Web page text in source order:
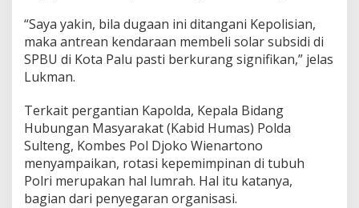
“Saya yakin, bila dugaan ini ditangani Kepolisian,
maka antrean kendaraan membeli solar subsidi di
SPBU di Kota Palu pasti berkurang signifikan,” jelas
Lukman.
Terkait pergantian Kapolda, Kepala Bidang
Hubungan Masyarakat (Kabid Humas) Polda
Sulteng, Kombes Pol Djoko Wienartono
menyampaikan, rotasi kepemimpinan di tubuh
Polri merupakan hal lumrah. Hal itu katanya,
bagian dari penyegaran organisasi.